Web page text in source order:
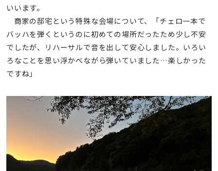
いいます。
商家の邸宅という特殊な会場について、「チェロ一本で
バッハを弾くというのに初めての場所だったため少し不安
でしたが、リハーサルで音を出して安心しました。いろい
ろなことを思い浮かべながら弾いていました…楽しかった
ですね」